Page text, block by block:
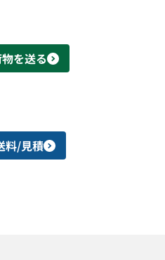
を送る
料/見積